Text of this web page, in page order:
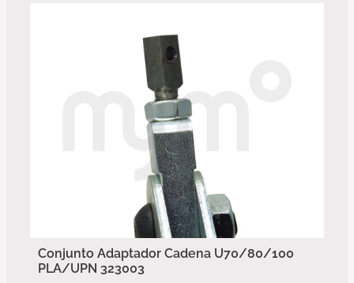
Conjunto Adaptador Cadena U70/80/100
PLA/UPN 323003